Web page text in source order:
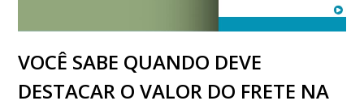
VOCÊ SABE QUANDO DEVE
DESTACAR O VALOR DO FRETE NA